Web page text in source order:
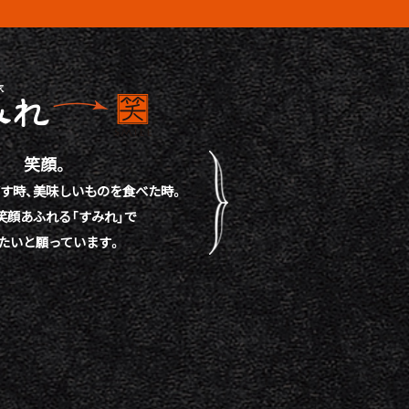
笑顔。
時、美味しいものを食べた時。
顔あふれる「すみれ」で
いと願っています。